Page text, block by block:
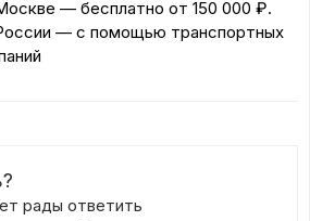
— бесплатно от 150 000 ₽.
— с помощью транспортных
рады ответить